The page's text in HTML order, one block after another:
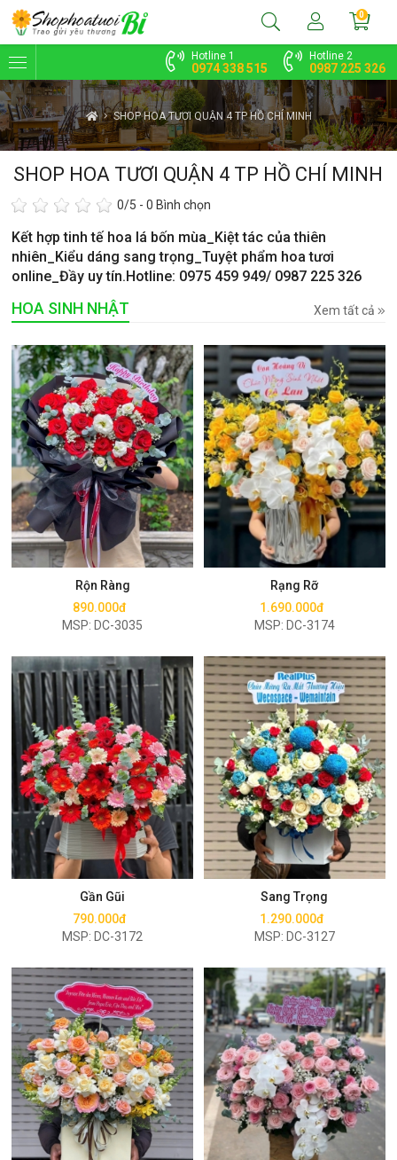
Hotline 1
0974 338 515
Hotline 2
0987 225 326
0
SHOP HOA TƯƠI QUẬN 4 TP HỒ CHÍ MINH
SHOP HOA TƯƠI QUẬN 4 TP HỒ CHÍ MINH
0/5 -0 Bình chọn
Kết hợp tinh tế hoa lá bốn mùa_Kiệt tác của thiên
nhiên_Kiểu dáng sang trọng_Tuyệt phẩm hoa tươi
online_Đầy uy tín.Hotline: 0975 459 949/ 0987 225 326
HOA SINH NHẬT Xem tất cả
Rộn Ràng
890.000đ
MSP: DC-3035
Mua ngay
Rạng Rỡ
1.690.000đ
MSP: DC-3174
Mua ngay
Gần Gũi
790.000đ
MSP: DC-3172
Mua ngay
Sang Trọng
1.290.000đ
MSP: DC-3127
Mua ngay